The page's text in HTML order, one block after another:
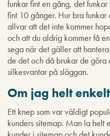
funkar fint en gång, det
fint 10 gånger. Hur bra
allvar att det inte kommer
och att du aldrig kommer få
sega när det gäller att
de det och då brukar de göra
silkesvantar på släggan.
Om jag helt
Ett knep som var väldigt
kunders sitemap. Man la helt